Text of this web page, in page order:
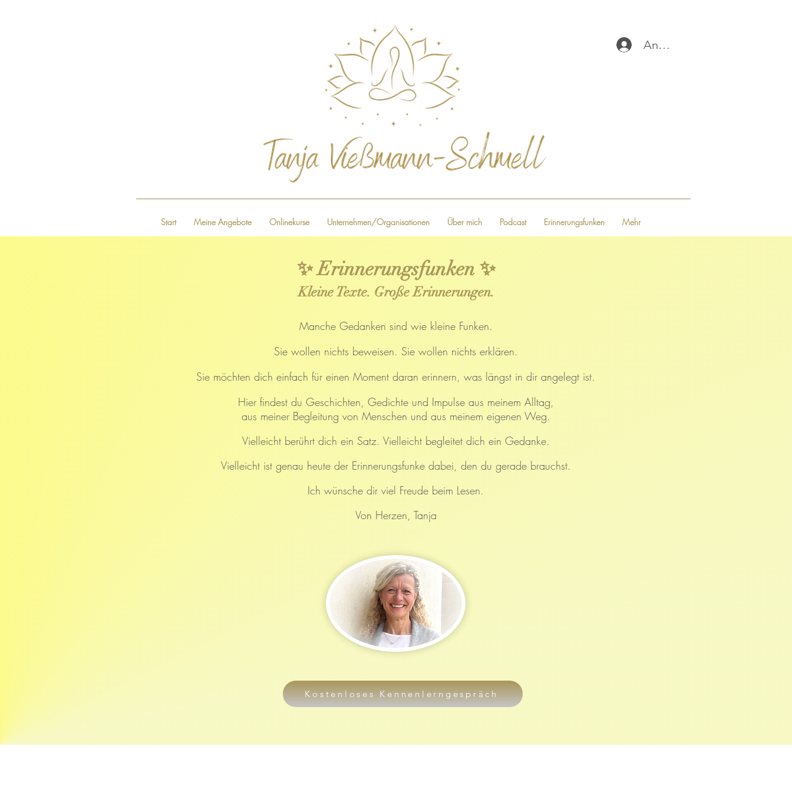
Anmelden
Start Meine Angebote Onlinekurse Unternehmen/Organisationen Über mich Podcast Erinnerungsfunken Mehr
✨ Erinnerungsfunken ✨
Kleine Texte. Große Erinnerungen.
Manche Gedanken sind wie kleine Funken.
Sie wollen nichts beweisen. Sie wollen nichts erklären.
Sie möchten dich einfach für einen Moment daran erinnern, was längst in dir angelegt ist.
Hier findest du Geschichten, Gedichte und Impulse aus meinem Alltag,
aus meiner Begleitung von Menschen und aus meinem eigenen Weg.
Vielleicht berührt dich ein Satz. Vielleicht begleitet dich ein Gedanke.
Vielleicht ist genau heute der Erinnerungsfunke dabei, den du gerade brauchst.
Ich wünsche dir viel Freude beim Lesen.
Von Herzen, Tanja
Kostenloses Kennenlerngespräch